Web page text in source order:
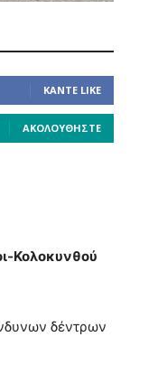
ΚΆΝΤΕ LIKE
ΑΚΟΛΟΥΘΉΣΤΕ
Κολοκυνθού
δέντρων